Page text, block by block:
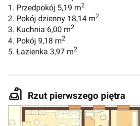
1. Przedpokój 5,19 m2
2. Pokój dzienny 18,14 m2
3. Kuchnia 6,00 m2
4. Pokój 9,18 m2
5. Łazienka 3,97 m2
Rzut pierwszego piętra